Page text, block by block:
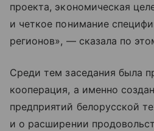
проекта, экономическая
и четкое понимание
регионов», — сказала по
Среди тем заседания была
кооперация, а именно
предприятий белорусской
и о расширении